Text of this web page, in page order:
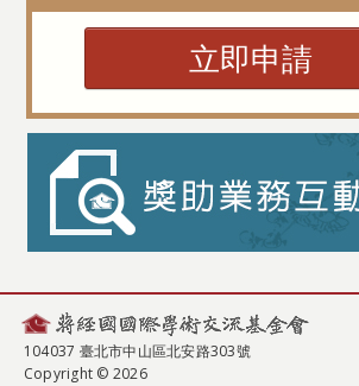
立即申請
104037 臺北市中山區北安路303號
Copyright © 2026